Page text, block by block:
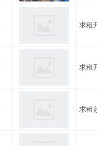
求租
求租
求租